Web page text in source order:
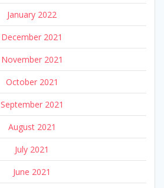
January 2022
December 2021
November 2021
October 2021
September 2021
August 2021
July 2021
June 2021